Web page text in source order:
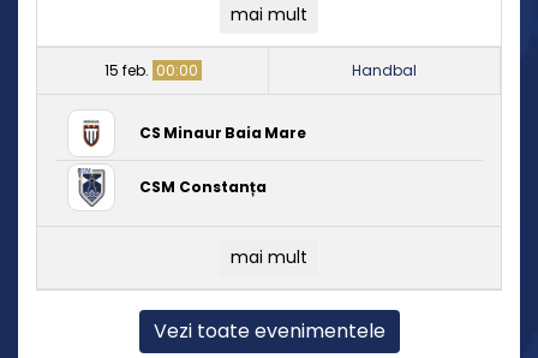
mai mult
15 feb. 00:00 Handbal
CS Minaur Baia Mare
CSM Constanța
mai mult
Vezi toate evenimentele